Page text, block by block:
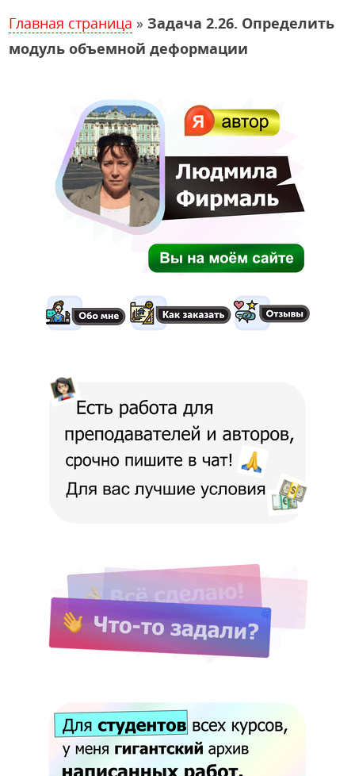
Главная страница » Задача 2.26. Определить
модуль объемной деформации